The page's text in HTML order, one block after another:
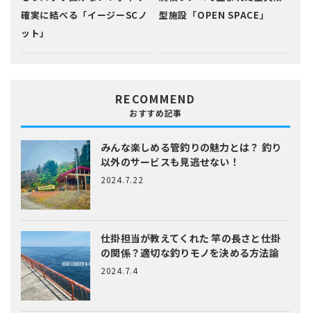
確実に結べる「イージーSCノ
ット」
型施設「OPEN SPACE」
RECOMMEND
おすすめ記事
みんな楽しめる管釣りの魅力とは？ 釣り
以外のサービスも見逃せない！
2024.7.22
仕掛担当が教えてくれた竿の長さと仕掛
の関係？適切な釣りモノを決める方法論
2024.7.4